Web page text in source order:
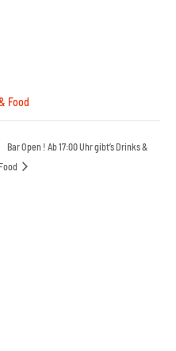
Food
Bar Open ! Ab 17:00 Uhr gibt’s Drinks &
Food